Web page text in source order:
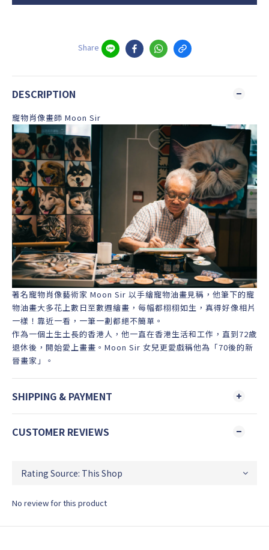
Share
DESCRIPTION
寵物肖像畫師 Moon Sir
著名寵物肖像藝術家 Moon Sir 以手繪寵物油畫見稱，他筆下的寵
物油畫大多花上數日至數週繪畫，每幅都栩栩如生，真得好像相片
一樣！靠近一看，一筆一劃都絕不簡單。
作為一個土生土長的香港人，他一直在香港生活和工作，直到72歲
退休後，開始愛上畫畫。Moon Sir 女兒更愛戲稱他為「70後的新
晉畫家」。
SHIPPING & PAYMENT
CUSTOMER REVIEWS
No review for this product